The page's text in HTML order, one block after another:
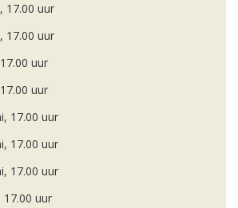
17.00 uur
17.00 uur
uur
uur
17.00 uur
17.00 uur
17.00 uur
uur